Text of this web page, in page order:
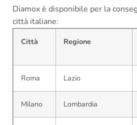
Diamox è disponibile per la
città italiane:
Città Regione
Roma Lazio
Milano Lombardia